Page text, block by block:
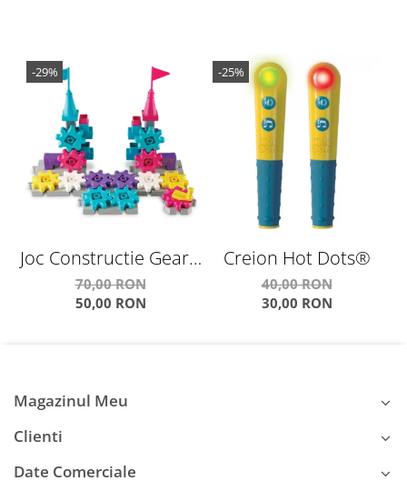
-29%
Joc Constructie Gears!
Gears! Gears!® Castle
Gear
70,00 RON
50,00 RON
-25%
Creion Hot Dots®
40,00 RON
30,00 RON
Magazinul Meu
Clienti
Date Comerciale